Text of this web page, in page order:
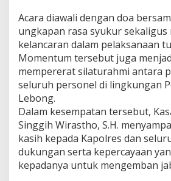
Acara diawali dengan doa
ungkapan rasa syukur sekaligus
kelancaran dalam pelaksanaan
Momentum tersebut juga
mempererat silaturahmi antara
seluruh personel di lingkungan
Lebong.
Dalam kesempatan tersebut,
Singgih Wirastho, S.H.
kasih kepada Kapolres dan
dukungan serta kepercayaan
kepadanya untuk mengemban